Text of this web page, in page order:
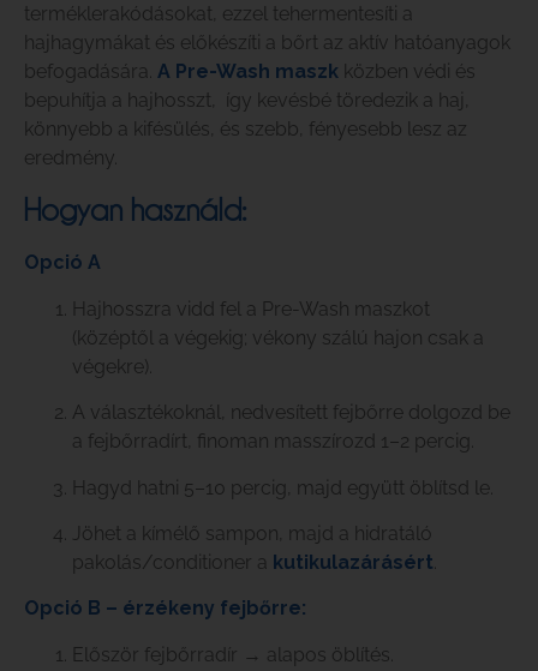
terméklerakódásokat, ezzel tehermentesíti a
hajhagymákat és előkészíti a bőrt az aktív hatóanyagok
befogadására. A Pre-Wash maszk közben védi és
bepuhítja a hajhosszt, így kevésbé töredezik a haj,
könnyebb a kifésülés, és szebb, fényesebb lesz az
eredmény.
Hogyan használd:
Opció A
Hajhosszra vidd fel a Pre-Wash maszkot
(középtől a végekig; vékony szálú hajon csak a
végekre).
A választékoknál, nedvesített fejbőrre dolgozd be
a fejbőrradírt, finoman masszírozd 1–2 percig.
Hagyd hatni 5–10 percig, majd együtt öblítsd le.
Jöhet a kímélő sampon, majd a hidratáló
pakolás/conditioner a kutikulazárásért.
Opció B – érzékeny fejbőrre:
Először fejbőrradír → alapos öblítés.